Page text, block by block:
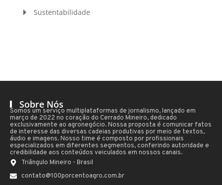
Sustentabilidade
Sobre Nós
Somos um serviço multiplataformas de jornalismo, lançado em
março de 2022 no coração do Cerrado Mineiro, dedicado
exclusivamente ao agronegócio. Nossa proposta é comunicar fatos
de interesse das diversas cadeias produtivas por meio de textos,
áudio e imagens. Nosso time é composto por profissionais
especializados em diferentes segmentos, conferindo autoridade e
credibilidade aos conteúdos veiculados em nossos canais.
Triângulo Mineiro - Brasil
contato@100porcentoagro.com.br